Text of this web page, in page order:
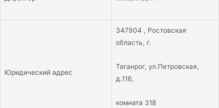
Юридический адрес
347904 , Ростовская
область, г.
Таганрог, ул.Петровская,
д.116,
комната 318